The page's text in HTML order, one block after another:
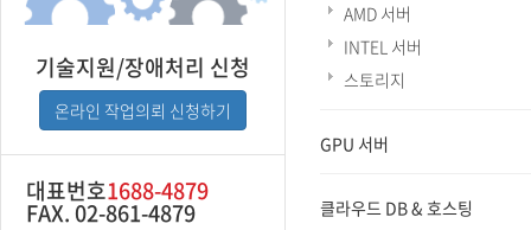
기술지원/장애처리 신청
온라인 작업의뢰 신청하기
대표번호1688-4879
FAX. 02-861-4879
AMD 서버
INTEL 서버
스토리지
GPU 서버
클라우드 DB & 호스팅